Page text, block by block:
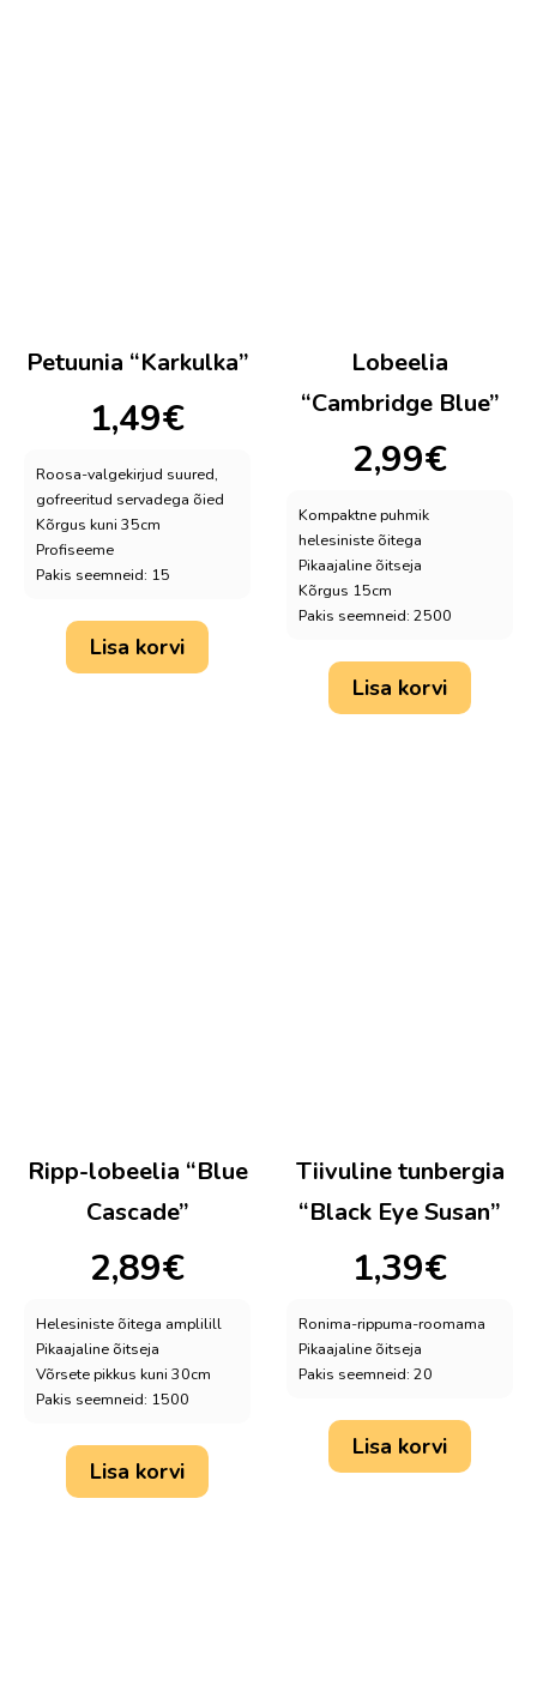
Petuunia “Karkulka”
1,49€
Roosa-valgekirjud suured,
gofreeritud servadega õied
Kõrgus kuni 35cm
Profiseeme
Pakis seemneid: 15
Lisa korvi
Lobeelia
“Cambridge Blue”
2,99€
Kompaktne puhmik
helesiniste õitega
Pikaajaline õitseja
Kõrgus 15cm
Pakis seemneid: 2500
Lisa korvi
Ripp-lobeelia “Blue
Cascade”
2,89€
Helesiniste õitega amplilill
Pikaajaline õitseja
Võrsete pikkus kuni 30cm
Pakis seemneid: 1500
Lisa korvi
Tiivuline tunbergia
“Black Eye Susan”
1,39€
Ronima-rippuma-roomama
Pikaajaline õitseja
Pakis seemneid: 20
Lisa korvi